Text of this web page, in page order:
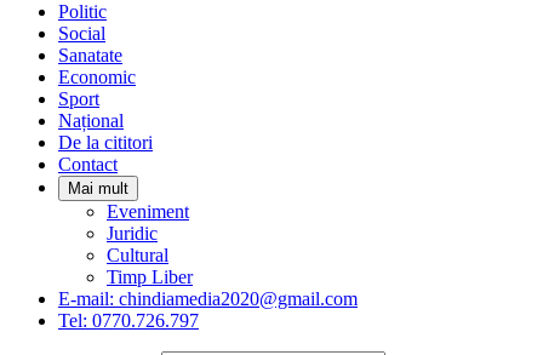
Politic
Social
Sanatate
Economic
Sport
Național
De la cititori
Contact
Mai mult
Eveniment
Juridic
Cultural
Timp Liber
E-mail: chindiamedia2020@gmail.com
Tel: 0770.726.797